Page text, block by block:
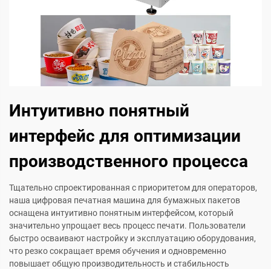
Интуитивно понятный
интерфейс для оптимизации
производственного процесса
Тщательно спроектированная с приоритетом для операторов,
наша цифровая печатная машина для бумажных пакетов
оснащена интуитивно понятным интерфейсом, который
значительно упрощает весь процесс печати. Пользователи
быстро осваивают настройку и эксплуатацию оборудования,
что резко сокращает время обучения и одновременно
повышает общую производительность и стабильность